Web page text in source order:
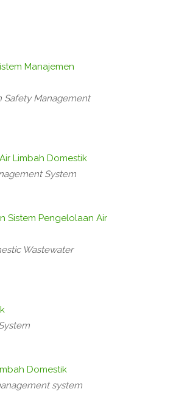
Manajemen
Safety Management
Limbah Domestik
System
Sistem Pengelolaan Air
Wastewater
Domestik
system